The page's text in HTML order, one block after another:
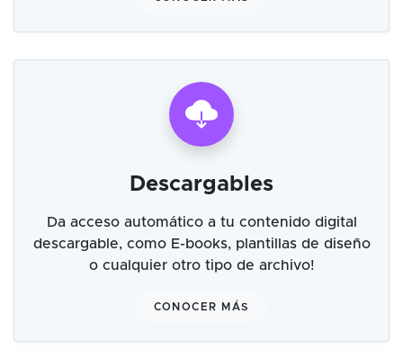
Descargables
Da acceso automático a tu contenido digital
descargable, como E-books, plantillas de diseño
o cualquier otro tipo de archivo!
CONOCER MÁS